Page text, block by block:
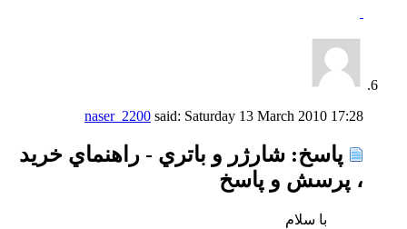
naser_2200 said: Saturday 13 March 2010 17:28
پاسخ: شارژر و باتري - راهنماي خريد
، پرسش و پاسخ
با سلام